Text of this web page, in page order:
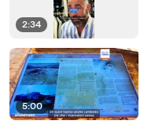
2:34
5:00